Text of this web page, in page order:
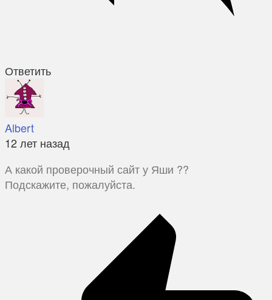
Ответить
Albert
12 лет назад
А какой проверочный сайт у Яши ??
Подскажите, пожалуйста.